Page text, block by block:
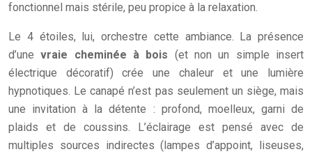
fonctionnel mais stérile, peu propice à la relaxation.
Le 4 étoiles, lui, orchestre cette ambiance. La présence
d’unevraie cheminée à bois (et non un simple insert
électrique décoratif) crée une chaleur et une lumière
hypnotiques. Le canapé n’est pas seulement un siège, mais
une invitation à la détente : profond, moelleux, garni de
plaids et de coussins. L’éclairage est pensé avec de
multiples sources indirectes (lampes d’appoint, liseuses,